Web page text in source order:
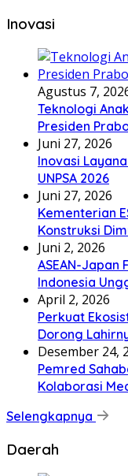
Inovasi
Agustus 7,
Teknologi
Presiden
Juni 27, 2026
Inovasi
UNPSA 2026
Juni 27, 2026
Kementerian
Konstruksi
Juni 2, 2026
ASEAN-Japan
Indonesia
April 2, 2026
Perkuat
Dorong
Desember 24,
Pemred
Kolaborasi
Selengkapnya
Daerah